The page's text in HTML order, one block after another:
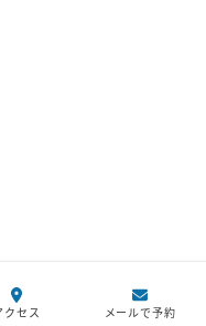
クセス メールで予約